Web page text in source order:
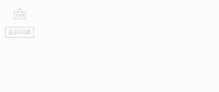
go
top
返回词典